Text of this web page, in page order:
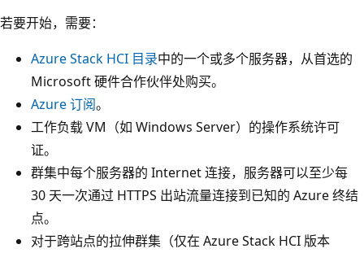
若要开始，需要：
Azure Stack HCI 目录中的一个或多个服务器，从首选的
Microsoft 硬件合作伙伴处购买。
Azure 订阅。
工作负载 VM（如 Windows Server）的操作系统许可
证。
群集中每个服务器的 Internet 连接，服务器可以至少每
30 天一次通过 HTTPS 出站流量连接到已知的 Azure 终结
点。
对于跨站点的拉伸群集（仅在 Azure Stack HCI 版本